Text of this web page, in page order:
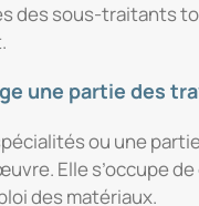
des sous-traitants
une partie des
ou une
Elle s’occupe
des matériaux.